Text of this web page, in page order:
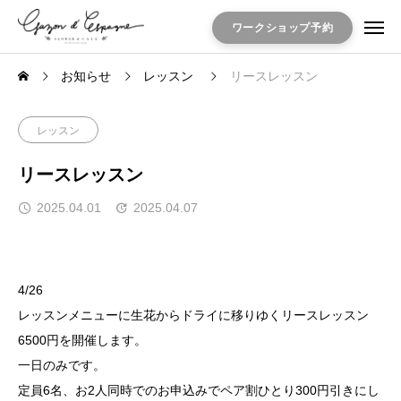
ワークショップ予約
お知らせ レッスン リースレッスン
レッスン
リースレッスン
2025.04.01 2025.04.07
4/26
レッスンメニューに生花からドライに移りゆくリースレッスン
6500円を開催します。
一日のみです。
定員6名、お2人同時でのお申込みでペア割ひとり300円引きにし